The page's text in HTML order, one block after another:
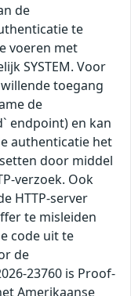
de
te
voeren met
SYSTEM. Voor
toegang
de
endpoint) en kan
authenticatie het
door middel
verzoek. Ook
HTTP-server
te misleiden
code uit te
de
23760 is Proof-
Amerikaanse